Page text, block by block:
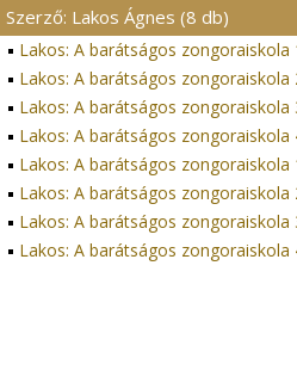
Szerző: Lakos Ágnes (8 db)
Lakos: A barátságos zongoraiskola
Lakos: A barátságos zongoraiskola
Lakos: A barátságos zongoraiskola
Lakos: A barátságos zongoraiskola
Lakos: A barátságos zongoraiskola
Lakos: A barátságos zongoraiskola
Lakos: A barátságos zongoraiskola
Lakos: A barátságos zongoraiskola